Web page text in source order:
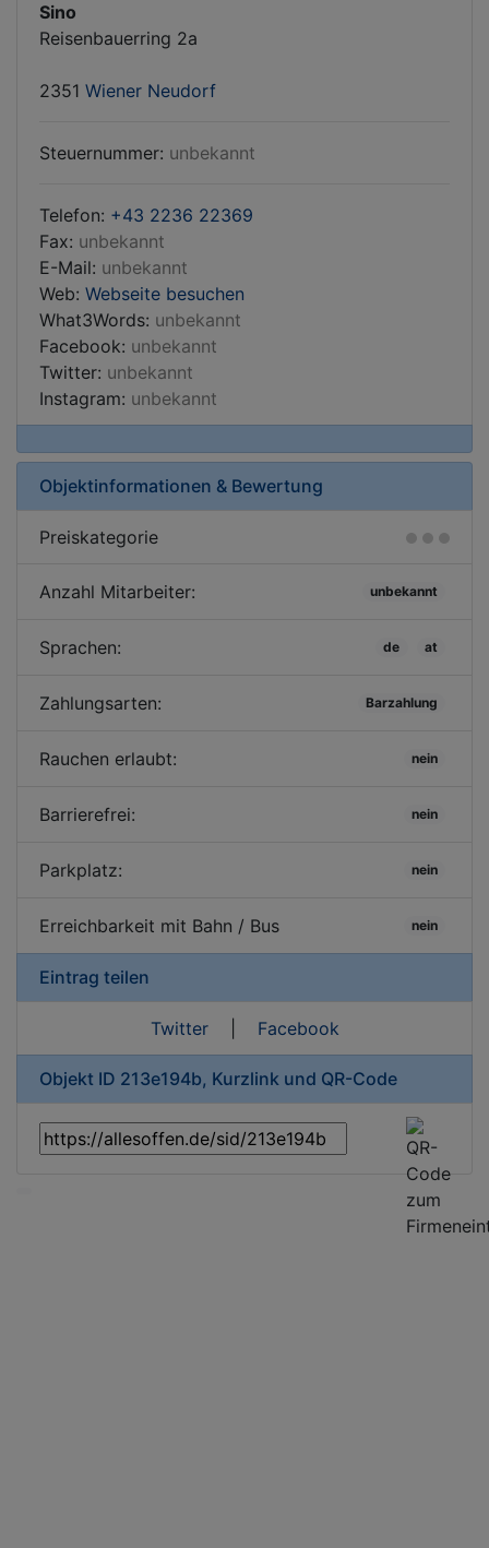
Sino
Reisenbauerring 2a
2351 Wiener Neudorf
Steuernummer: unbekannt
Telefon: +43 2236 22369
Fax: unbekannt
E-Mail: unbekannt
Web: Webseite besuchen
What3Words: unbekannt
Facebook: unbekannt
Twitter: unbekannt
Instagram: unbekannt
Objektinformationen & Bewertung
Preiskategorie
Anzahl Mitarbeiter: unbekannt
Sprachen: de at
Zahlungsarten: Barzahlung
Rauchen erlaubt: nein
Barrierefrei: nein
Parkplatz: nein
Erreichbarkeit mit Bahn / Bus nein
Eintrag teilen
Twitter| Facebook
Objekt ID 213e194b, Kurzlink und QR-Code